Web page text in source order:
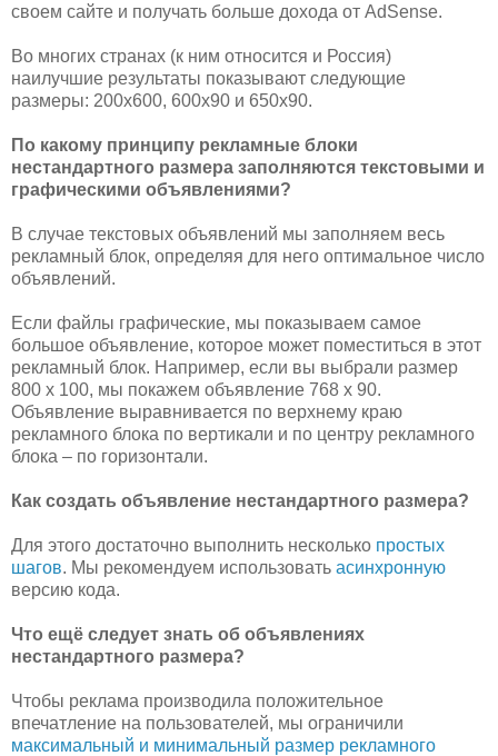
своем сайте и получать больше дохода от AdSense.
Во многих странах (к ним относится и Россия)
наилучшие результаты показывают следующие
размеры: 200x600, 600x90 и 650x90.
По какому принципу рекламные блоки
нестандартного размера заполняются текстовыми и
графическими объявлениями?
В случае текстовых объявлений мы заполняем весь
рекламный блок, определяя для него оптимальное число
объявлений.
Если файлы графические, мы показываем самое
большое объявление, которое может поместиться в этот
рекламный блок. Например, если вы выбрали размер
800 x 100, мы покажем объявление 768 x 90.
Объявление выравнивается по верхнему краю
рекламного блока по вертикали и по центру рекламного
блока – по горизонтали.
Как создать объявление нестандартного размера?
Для этого достаточно выполнить несколько простых
шагов. Мы рекомендуем использовать асинхронную
версию кода.
Что ещё следует знать об объявлениях
нестандартного размера?
Чтобы реклама производила положительное
впечатление на пользователей, мы ограничили
максимальный и минимальный размер рекламного